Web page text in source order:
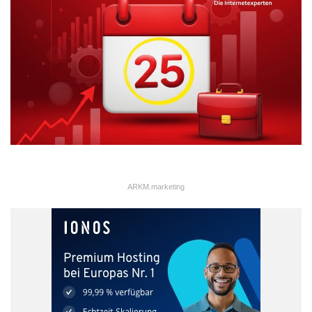
So können beispielsweise Teammitglieder den Fortschritt
von Aufgaben und Projekten in Echtzeit verfolgen und bei
Bedarf eingreifen oder unterstützen. Auch das
Management ist jederzeit über den Stand der einzelnen
Projekte informiert, was schnelle und zielgerichtete
Entscheidungen ermöglicht.
Weniger Fehler & mehr Perfektion
Ein DMS trägt dazu bei, menschliche Fehler zu reduzieren
Darüber hinaus sind solche digitale Systeme häufig in der
Lage, automatische Warnungen oder Hinweise zu
versenden, wenn bestimmte Richtlinien oder Regeln nicht
eingehalten werden, was die Qualität der
Vorgangsbearbeitung weiter verbessert.
Von dieser Qualitätssteigerung profitieren sowohl die
ARKM.marketing